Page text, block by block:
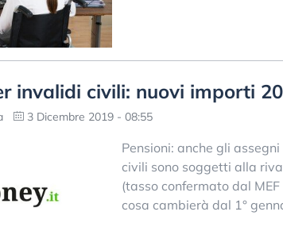
invalidi civili: nuovi importi
3 Dicembre 2019 - 08:55
Pensioni: anche gli
civili sono soggetti alla
(tasso confermato dal
cosa cambierà dal 1°